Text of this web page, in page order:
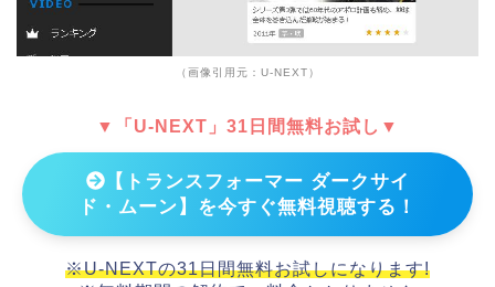
（画像引用元：U-NEXT）
▼「U-NEXT」31日間無料お試し▼
【トランスフォーマー ダークサイ
ド・ムーン】を今すぐ無料視聴する！
※U-NEXTの31日間無料お試しになります!